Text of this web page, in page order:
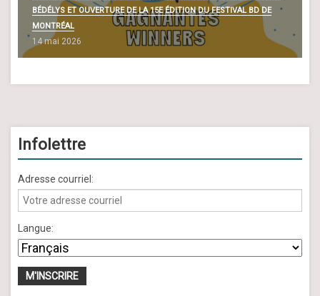
BÉDÉLYS ET OUVERTURE DE LA 15E ÉDITION DU FESTIVAL BD DE
MONTRÉAL
14 mai 2026
Infolettre
Adresse courriel:
Langue: